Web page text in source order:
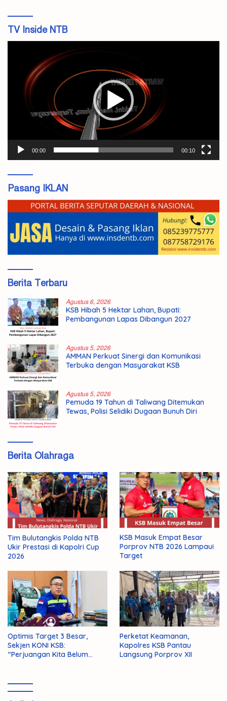
TV Inside NTB
00:00 00:10
Pasang IKLAN
Berita Terbaru
Agustus 6, 2026
KSB Hibah 5 Hektar Lahan, Bupati:
Pembangunan Lapas Dibangun 2027
Agustus 5, 2026
AMMAN Perkuat Sinergi dan Komunikasi
Terbuka dengan Masyarakat KSB
Agustus 5, 2026
Pemuda 19 Tahun di Taliwang Ditemukan
Tewas, Polisi Selidiki Dugaan Bunuh Diri
Berita Olahraga
Tim Bulutangkis Polda NTB
Ukir Prestasi di Kapolri Cup
2026
KSB Masuk Empat Besar
Porprov NTB 2026 Lampaui
Target
Optimis Target 3 Besar,
Sekjen KONI KSB:
“Perjuangan Kita Belum
Perketat Keamanan,
Kapolres KSB Pantau
Langsung Porprov XII